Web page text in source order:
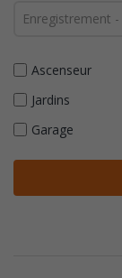
Ascenseur
Jardins
Garage